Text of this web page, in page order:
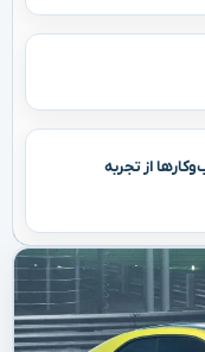
از تجربه